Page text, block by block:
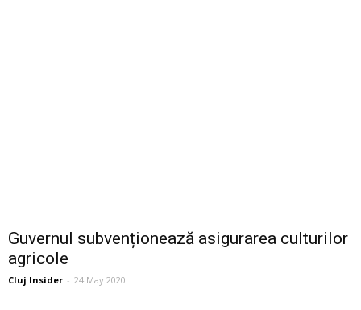
Guvernul subvenționează asigurarea culturilor
agricole
Cluj Insider - 24 May 2020